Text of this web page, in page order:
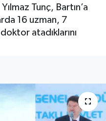
Tunç, Bartın’a
16 uzman, 7
atadıklarını